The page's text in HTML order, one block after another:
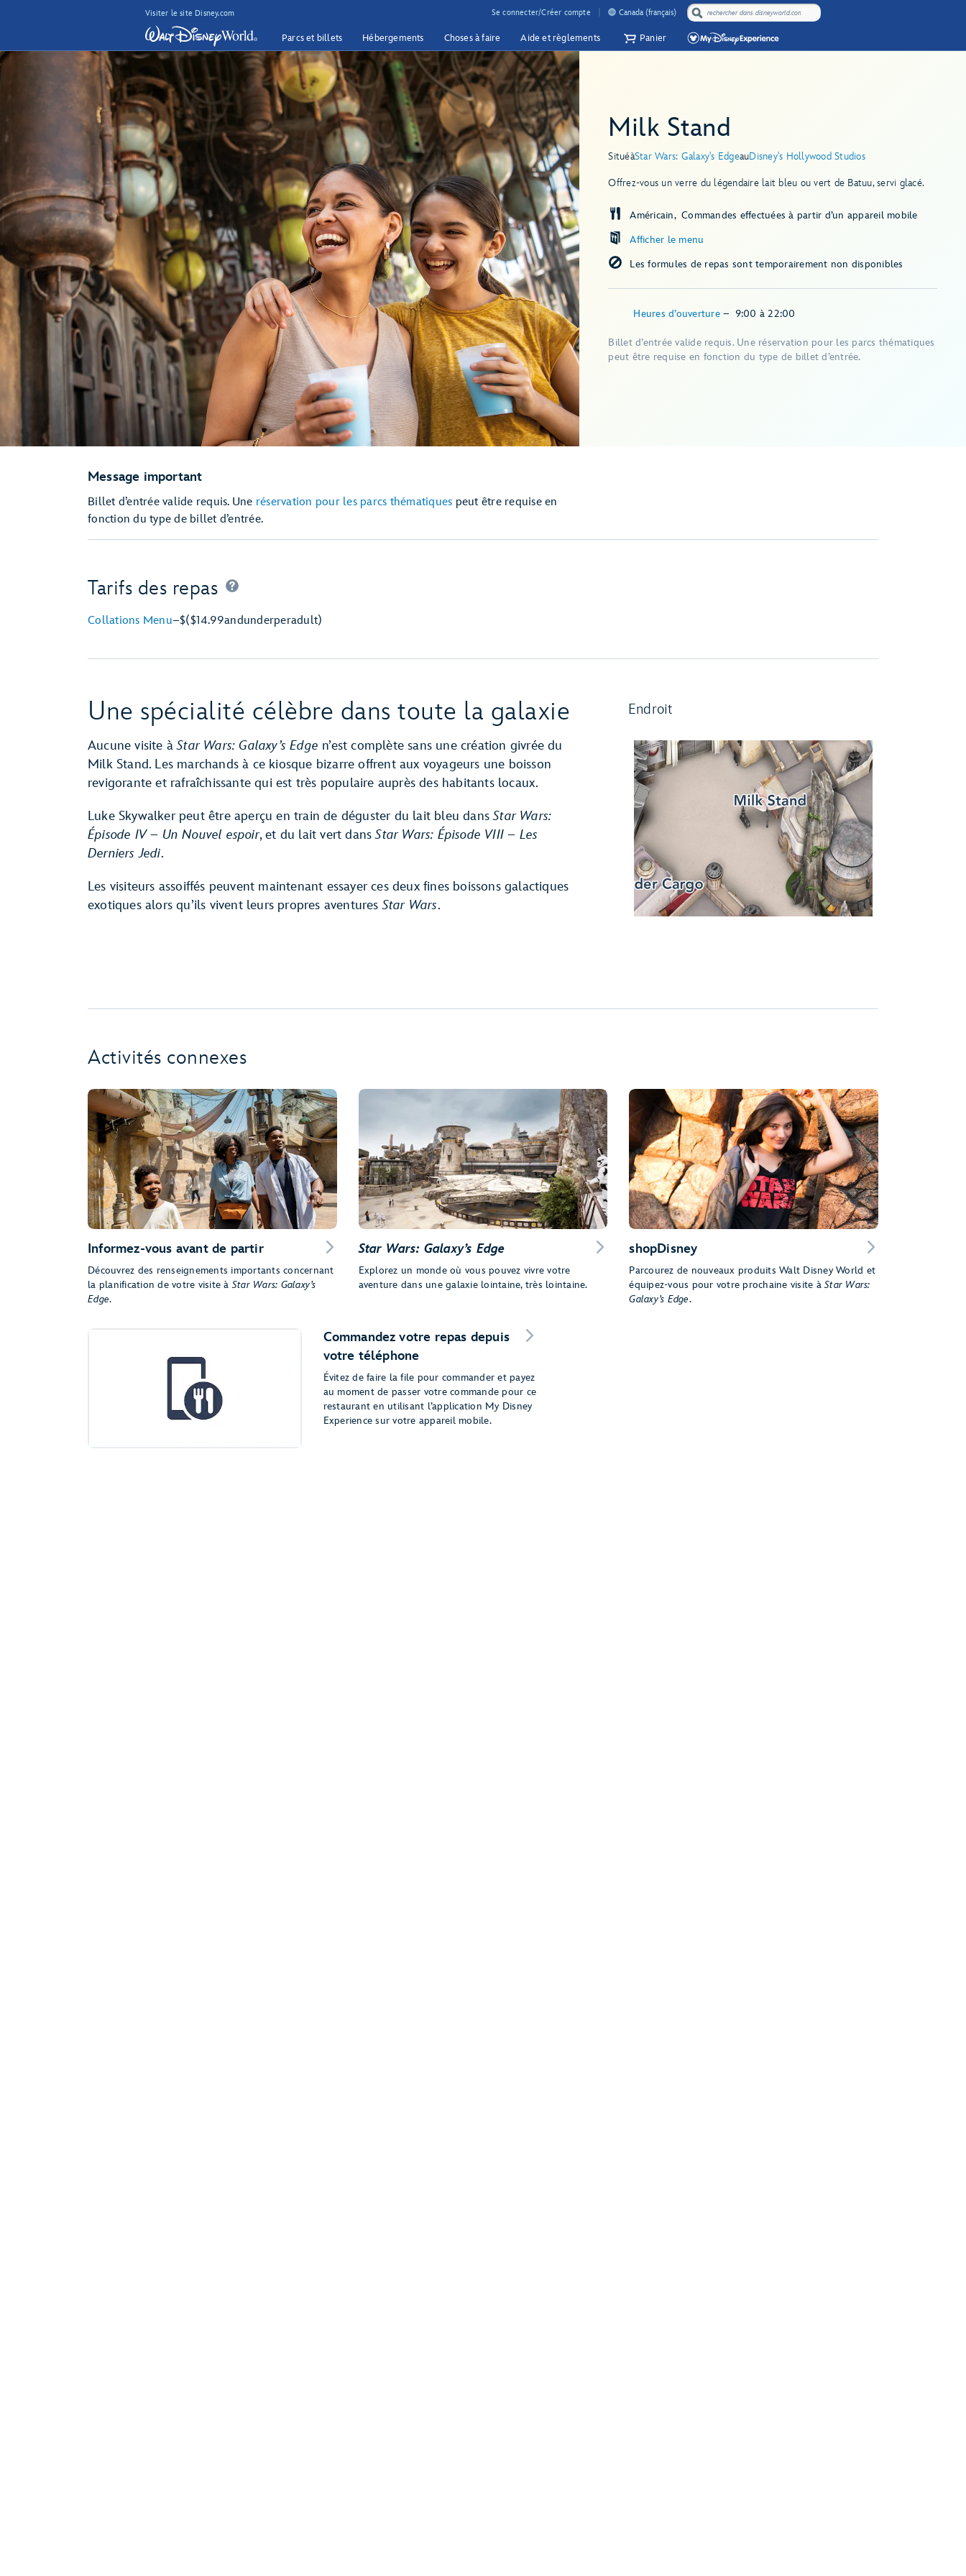
Visiter le site Disney.com Se connecter/Créer compte Canada (français)
Parcs et billets Hébergements Choses à faire Aide et règlements Panier
Milk Stand
SituéàStar Wars: Galaxy's EdgeauDisney's Hollywood Studios
Offrez-vous un verre du légendaire lait bleu ou vert de Batuu, servi glacé.
Afficher le menu
Américain Commandes effectuées à partir d’un appareil mobile
Les formules de repas sont temporairement non disponibles
Heures d’ouverture– 9:00 à 22:00
Billet d’entrée valide requis. Une réservation pour les parcs thématiques
peut être requise en fonction du type de billet d’entrée.
Message important
Billet d’entrée valide requis. Une réservation pour les parcs thématiques peut être requise en
fonction du type de billet d’entrée.
Tarifs des repas
Collations Menu–$($14.99andunderperadult)
Une spécialité célèbre dans toute la galaxie
Aucune visite àStar Wars: Galaxy’s Edge n’est complète sans une création givrée du
Milk Stand. Les marchands à ce kiosque bizarre offrent aux voyageurs une boisson
revigorante et rafraîchissante qui est très populaire auprès des habitants locaux.
Luke Skywalker peut être aperçu en train de déguster du lait bleu dansStar Wars:
Épisode IV – Un Nouvel espoir, et du lait vert dansStar Wars: Épisode VIII – Les
Derniers Jedi.
Les visiteurs assoiffés peuvent maintenant essayer ces deux fines boissons galactiques
exotiques alors qu’ils vivent leurs propres aventuresStar Wars.
Endroit
Activités connexes
Informez-vous avant de partir
Découvrez des renseignements importants concernant
la planification de votre visite àStar Wars: Galaxy’s
Edge.
Star Wars: Galaxy’s Edge
Explorez un monde où vous pouvez vivre votre
aventure dans une galaxie lointaine, très lointaine.
shopDisney
Parcourez de nouveaux produits Walt Disney World et
équipez-vous pour votre prochaine visite àStar Wars:
Galaxy’s Edge.
Commandez votre repas depuis
votre téléphone
Évitez de faire la file pour commander et payez
au moment de passer votre commande pour ce
restaurant en utilisant l’application My Disney
Experience sur votre appareil mobile.